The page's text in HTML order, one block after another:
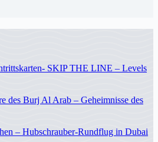
SKIP THE LINE – Levels
des Burj Al Arab – Geheimnisse des
– Hubschrauber-Rundflug in Dubai